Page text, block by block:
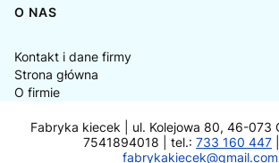
O NAS
Kontakt i dane firmy
Strona główna
O firmie
Fabryka kiecek | ul. Kolejowa 80, 46-073
7541894018 | tel.: 733 160 447
fabrykakiecek@gmail.com